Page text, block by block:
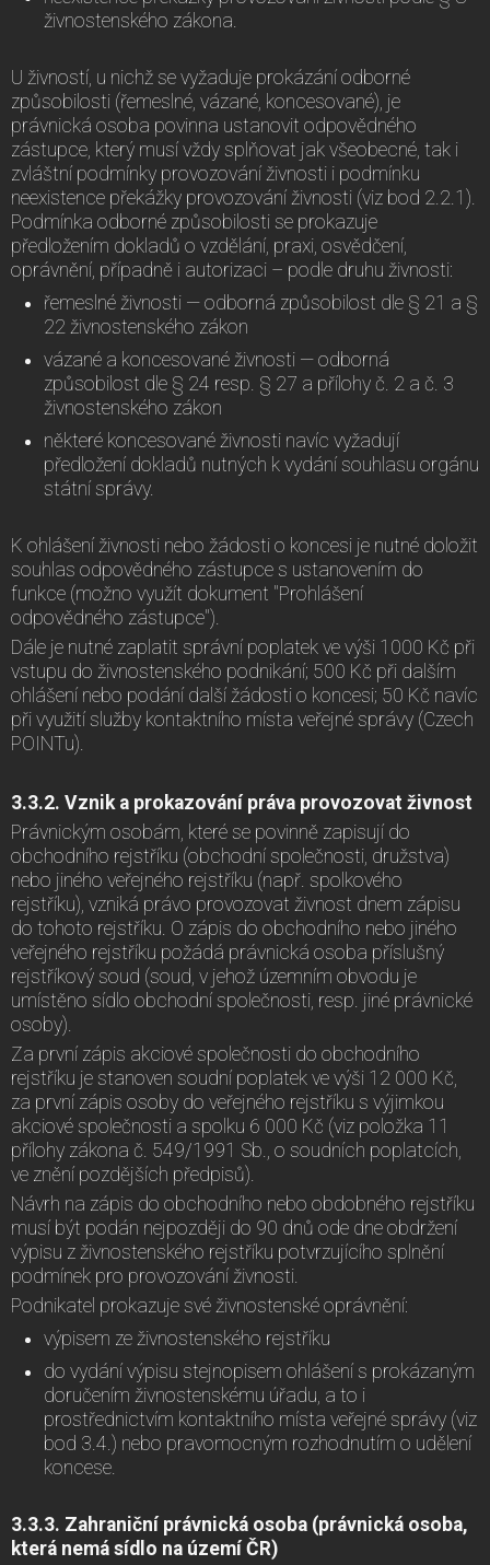
živnostenského zákona.
U živností, u nichž se vyžaduje prokázání odborné
způsobilosti (řemeslné, vázané, koncesované), je
právnická osoba povinna ustanovit odpovědného
zástupce, který musí vždy splňovat jak všeobecné, tak i
zvláštní podmínky provozování živnosti i podmínku
neexistence překážky provozování živnosti (viz bod 2.2.1).
Podmínka odborné způsobilosti se prokazuje
předložením dokladů o vzdělání, praxi, osvědčení,
oprávnění, případně i autorizaci – podle druhu živnosti:
řemeslné živnosti — odborná způsobilost dle § 21 a §
22 živnostenského zákon
vázané a koncesované živnosti — odborná
způsobilost dle § 24 resp. § 27 a přílohy č. 2 a č. 3
živnostenského zákon
některé koncesované živnosti navíc vyžadují
předložení dokladů nutných k vydání souhlasu orgánu
státní správy.
K ohlášení živnosti nebo žádosti o koncesi je nutné doložit
souhlas odpovědného zástupce s ustanovením do
funkce (možno využít dokument "Prohlášení
odpovědného zástupce").
Dále je nutné zaplatit správní poplatek ve výši 1000 Kč při
vstupu do živnostenského podnikání; 500 Kč při dalším
ohlášení nebo podání další žádosti o koncesi; 50 Kč navíc
při využití služby kontaktního místa veřejné správy (Czech
POINTu).
3.3.2. Vznik a prokazování práva provozovat živnost
Právnickým osobám, které se povinně zapisují do
obchodního rejstříku (obchodní společnosti, družstva)
nebo jiného veřejného rejstříku (např. spolkového
rejstříku), vzniká právo provozovat živnost dnem zápisu
do tohoto rejstříku. O zápis do obchodního nebo jiného
veřejného rejstříku požádá právnická osoba příslušný
rejstříkový soud (soud, v jehož územním obvodu je
umístěno sídlo obchodní společnosti, resp. jiné právnické
osoby).
Za první zápis akciové společnosti do obchodního
rejstříku je stanoven soudní poplatek ve výši 12 000 Kč,
za první zápis osoby do veřejného rejstříku s výjimkou
akciové společnosti a spolku 6 000 Kč (viz položka 11
přílohy zákona č. 549/1991 Sb., o soudních poplatcích,
ve znění pozdějších předpisů).
Návrh na zápis do obchodního nebo obdobného rejstříku
musí být podán nejpozději do 90 dnů ode dne obdržení
výpisu z živnostenského rejstříku potvrzujícího splnění
podmínek pro provozování živnosti.
Podnikatel prokazuje své živnostenské oprávnění:
výpisem ze živnostenského rejstříku
do vydání výpisu stejnopisem ohlášení s prokázaným
doručením živnostenskému úřadu, a to i
prostřednictvím kontaktního místa veřejné správy (viz
bod 3.4.) nebo pravomocným rozhodnutím o udělení
koncese.
3.3.3. Zahraniční právnická osoba (právnická osoba,
která nemá sídlo na území ČR)